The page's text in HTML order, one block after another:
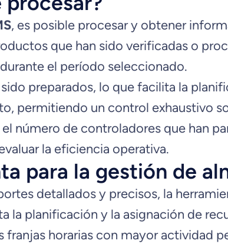
, es posible procesar y obtener
que han sido verificadas o
el período seleccionado.
preparados, lo que facilita la
permitiendo un control exhaustivo
número de controladores que han
la eficiencia operativa.
para la gestión de
detallados y precisos, la
la planificación y la asignación de
franjas horarias con mayor actividad